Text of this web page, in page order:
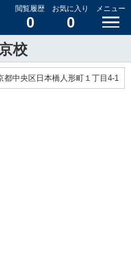
閲覧履歴
0
お気に入り
0
メニュー
校
都中央区日本橋人形町１丁目4-1